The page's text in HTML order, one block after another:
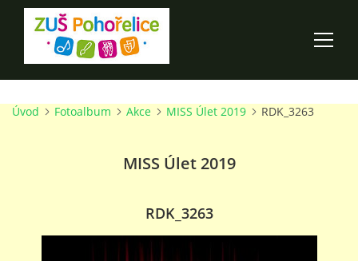
ÚVOD
100 LET ZUŠ POHOŘELICE
Úvod Fotoalbum Akce MISS Úlet 2019 RDK_3263
MISS Úlet 2019
RDK_3263